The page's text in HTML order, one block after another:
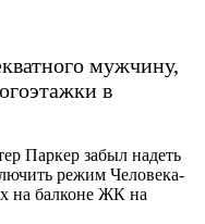
мужчину,
в
Паркер забыл надеть
режим Человека-
на балконе ЖК на